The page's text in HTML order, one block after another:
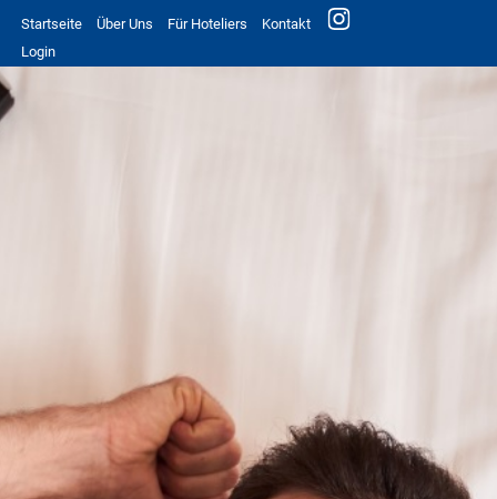
Startseite Über Uns Für Hoteliers
Kontakt
Login